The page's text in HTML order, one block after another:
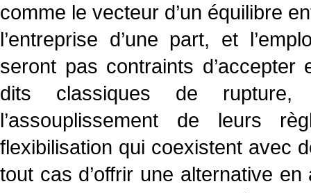
comme le vecteur d’un équilibre
l’entreprise d’une part, et
seront pas contraints
dits classiques de rupture,
l’assouplissement de leurs
flexibilisation qui coexistent avec
tout cas d’offrir une alternative